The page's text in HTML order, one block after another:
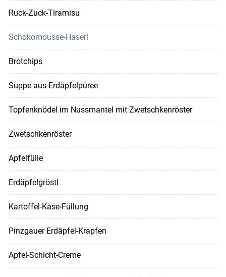
Ruck-Zuck-Tiramisu
Schokomousse-Haserl
Brotchips
Suppe aus Erdäpfelpüree
Topfenknödel im Nussmantel mit Zwetschkenröster
Zwetschkenröster
Apfelfülle
Erdäpfelgröstl
Kartoffel-Käse-Füllung
Pinzgauer Erdäpfel-Krapfen
Apfel-Schicht-Creme